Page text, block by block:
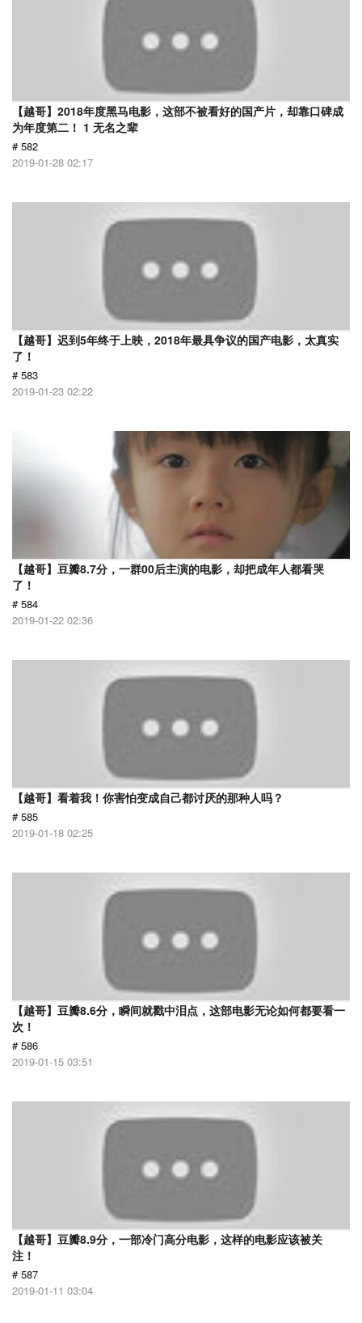
【越哥】2018年度黑马电影，这部不被看好的国产片，却靠口碑成
为年度第二！ 1 无名之辈
# 582
2019-01-28 02:17
【越哥】迟到5年终于上映，2018年最具争议的国产电影，太真实
了！
# 583
2019-01-23 02:22
【越哥】豆瓣8.7分，一群00后主演的电影，却把成年人都看哭
了！
# 584
2019-01-22 02:36
【越哥】看着我！你害怕变成自己都讨厌的那种人吗？
# 585
2019-01-18 02:25
【越哥】豆瓣8.6分，瞬间就戳中泪点，这部电影无论如何都要看一
次！
# 586
2019-01-15 03:51
【越哥】豆瓣8.9分，一部冷门高分电影，这样的电影应该被关
注！
# 587
2019-01-11 03:04